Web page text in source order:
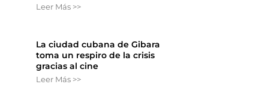
Leer Más >>
La ciudad cubana de Gibara
toma un respiro de la crisis
gracias al cine
Leer Más >>